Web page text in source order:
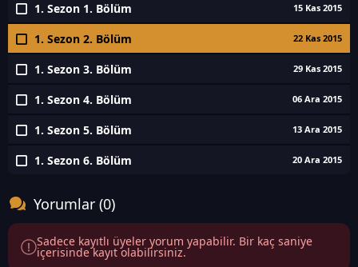
1. Sezon 1. Bölüm 15 Kas 2015
1. Sezon 2. Bölüm 22 Kas 2015
1. Sezon 3. Bölüm 29 Kas 2015
1. Sezon 4. Bölüm 06 Ara 2015
1. Sezon 5. Bölüm 13 Ara 2015
1. Sezon 6. Bölüm 20 Ara 2015
Yorumlar (0)
Sadece kayıtlı üyeler yorum yapabilir. Bir kaç saniye
içerisinde kayıt olabilirsiniz.